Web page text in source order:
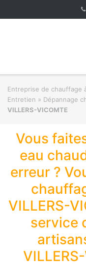
Entreprise de chauffage
Entretien » Dépannage
VILLERS-VICOMTE
Vous
eau
erreur ?
VILLERS-
service